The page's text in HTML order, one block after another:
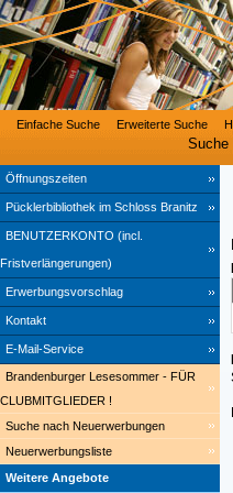
Öffnungszeiten
Pücklerbibliothek im Schloss Branitz
BENUTZERKONTO (incl.
Fristverlängerungen)
Erwerbungsvorschlag
Kontakt
E-Mail-Service
Einfache Suche Erweiterte Suche
Brandenburger Lesesommer - FÜR
CLUBMITGLIEDER !
Suche nach Neuerwerbungen
Neuerwerbungsliste
Weitere Angebote
Suche